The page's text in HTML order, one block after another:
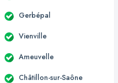
Gerbépal
Vienville
Ameuvelle
Châtillon-sur-Saône